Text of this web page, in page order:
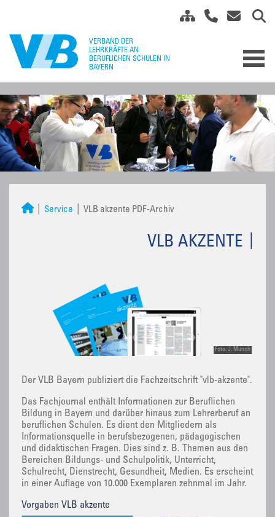
Service VLB akzente PDF-Archiv
VLB AKZENTE
Foto: J. Münch
Der VLB Bayern publiziert die Fachzeitschrift "vlb-akzente".
Das Fachjournal enthält Informationen zur Beruflichen
Bildung in Bayern und darüber hinaus zum Lehrerberuf an
beruflichen Schulen. Es dient den Mitgliedern als
Informationsquelle in berufsbezogenen, pädagogischen
und didaktischen Fragen. Dies sind z. B. Themen aus den
Bereichen Bildungs- und Schulpolitik, Unterricht,
Schulrecht, Dienstrecht, Gesundheit, Medien. Es erscheint
in einer Auflage von 10.000 Exemplaren zehnmal im Jahr.
Vorgaben VLB akzente